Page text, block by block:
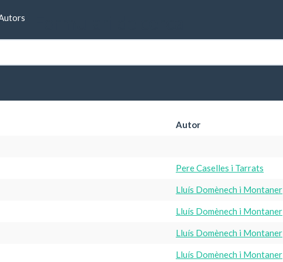
Autor
Pere Caselles i Tarrats
Lluís Domènech i Montaner
Lluís Domènech i Montaner
Lluís Domènech i Montaner
Lluís Domènech i Montaner